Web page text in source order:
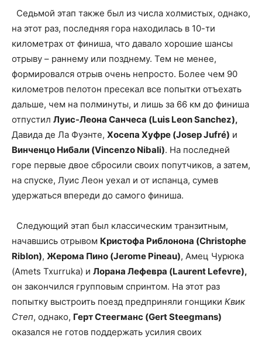
Седьмой этап также был из числа холмистых, однако,
на этот раз, последняя гора находилась в 10-ти
километрах от финиша, что давало хорошие шансы
отрыву – раннему или позднему. Тем не менее,
формировался отрыв очень непросто. Более чем 90
километров пелотон пресекал все попытки отъехать
дальше, чем на полминуты, и лишь за 66 км до финиша
отпустил Луис-Леона Санчеса (Luis Leon Sanchez),
Давида де Ла Фуэнте, Хосепа Хуфре (Josep Jufré) и
Винченцо Нибали (Vincenzo Nibali). На последней
горе первые двое сбросили своих попутчиков, а затем,
на спуске, Луис Леон уехал и от испанца, сумев
удержаться впереди до самого финиша.
Следующий этап был классическим транзитным,
начавшись отрывом Кристофа Риблонона (Christophe
Riblon), Жерома Пино (Jerome Pineau), Амец Чурюка
(Amets Txurruka) и Лорана Лефевра (Laurent Lefevre),
он закончился групповым спринтом. На этот раз
попытку выстроить поезд предприняли гонщики Квик
Степ, однако, Герт Стеегманс (Gert Steegmans)
оказался не готов поддержать усилия своих